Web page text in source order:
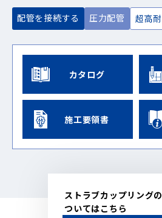
配管を接続する 圧力配管 超高
カタログ
施工要領書
ストラブカップリング
ついてはこちら